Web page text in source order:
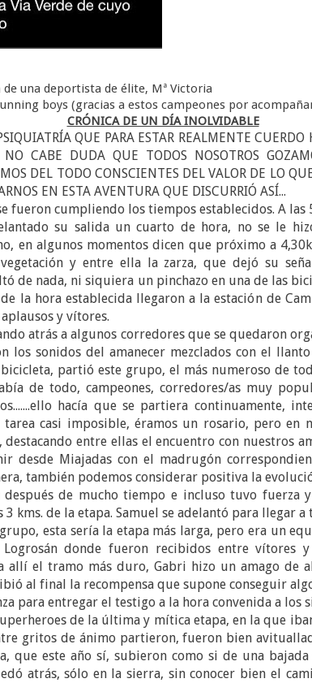
de una deportista de élite, Mª Victoria
boys (gracias a estos campeones por
CRÓNICA DE UN DÍA INOLVIDABLE
QUE PARA ESTAR REALMENTE
NO CABE DUDA QUE TODOS NOSOTROS
DEL TODO CONSCIENTES DEL VALOR DE LO
EN ESTA AVENTURA QUE DISCURRIÓ ASÍ...
fueron cumpliendo los tiempos establecidos. A
su salida un cuarto de hora, no se le
en algunos momentos dicen que próximo a
y entre ella la zarza, que dejó su
de nada, ni siquiera un pinchazo en una de las
la hora establecida llegaron a la estación de
y vítores.
atrás a algunos corredores que se quedaron
los sonidos del amanecer mezclados con el
partió este grupo, el más numeroso de
de todo, campeones, corredores/as muy
hacía que se partiera continuamente,
casi imposible, éramos un rosario, pero en
destacando entre ellas el encuentro con nuestros
desde Miajadas con el madrugón
también podemos considerar positiva la
de mucho tiempo e incluso tuvo fuerza
kms. de la etapa. Samuel se adelantó para llegar
esta sería la etapa más larga, pero era un
donde fueron recibidos entre vítores
allí el tramo más duro, Gabri hizo un amago de
al final la recompensa que supone conseguir
para entregar el testigo a la hora convenida a los
de la última y mítica etapa, en la que
gritos de ánimo partieron, fueron bien
que este año sí, subieron como si de una
atrás, sólo en la sierra, sin conocer bien el